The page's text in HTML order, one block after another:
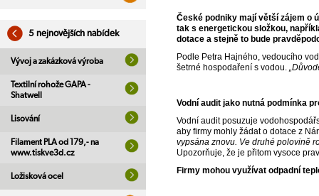
5 nejnovějších nabídek
Vývoj a zakázková výroba
Textilní rohože GAPA -
Shatwell
Lisování
Filament PLA od 179,- na
www.tiskve3d.cz
Ložisková ocel
České podniky mají větší zájem o
tak s energetickou složkou,
dotace a stejně to bude
Podle Petra Hajného, vedoucího
šetrné hospodaření s vodou.
Vodní audit jako nutná podmínka
Vodní audit posuzuje
aby firmy mohly žádat o dotace z
vypsána znovu. Ve druhé polovině
Upozorňuje, že je přitom vysoce
Firmy mohou využívat odpadní